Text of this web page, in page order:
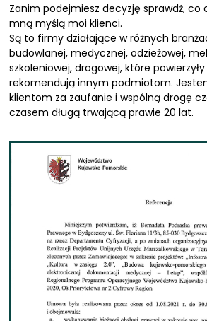
Zanim podejmiesz decyzję sprawdż, co
mną myślą moi klienci.
Są to firmy działające w różnych
budowlanej, medycznej, odzieżowej,
szkoleniowej, drogowej, które
rekomendują innym podmiotom.
klientom za zaufanie i wspólną drogę
czasem długą trwającą prawie 20 lat.